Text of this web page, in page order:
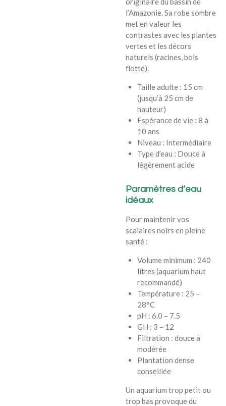
l’Amazonie. Sa robe sombre
met en valeur les
contrastes avec les plantes
vertes et les décors
naturels (racines, bois
flotté).
Taille adulte : 15 cm
(jusqu’à 25 cm de
hauteur)
Espérance de vie : 8 à
10 ans
Niveau : Intermédiaire
Type d’eau : Douce à
légèrement acide
Paramètres d’eau
idéaux
Pour maintenir vos
scalaires noirs en pleine
santé :
Volume minimum : 240
litres (aquarium haut
recommandé)
Température : 25 –
28°C
pH : 6.0 – 7.5
GH : 3 – 12
Filtration : douce à
modérée
Plantation dense
conseillée
Un aquarium trop petit ou
trop bas provoque du